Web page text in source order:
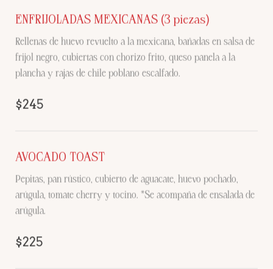
ENFRIJOLADAS MEXICANAS (3 piezas)
Rellenas de huevo revuelto a la mexicana, bañadas en salsa de
frijol negro, cubiertas con chorizo frito, queso panela a la
plancha y rajas de chile poblano escalfado.
$245
AVOCADO TOAST
Pepitas, pan rústico, cubierto de aguacate, huevo pochado,
arúgula, tomate cherry y tocino. *Se acompaña de ensalada de
arúgula.
$225